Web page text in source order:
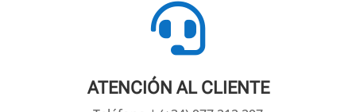

ATENCIÓN AL CLIENTE